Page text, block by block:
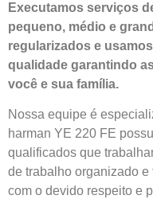
Executamos serviços
pequeno, médio e
regularizados e
qualidade garantindo
você e sua família.
Nossa equipe é
harman YE 220 FE
qualificados que
de trabalho organizado
com o devido respeito e